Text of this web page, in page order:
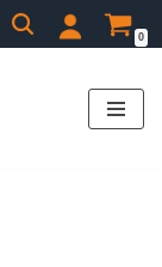
0